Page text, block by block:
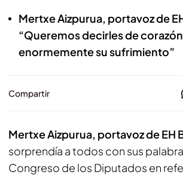
Mertxe Aizpurua, portavoz de
“Queremos decirles de
enormemente su sufrimiento”
Compartir
Mertxe Aizpurua, portavoz de EH
sorprendía a todos con sus
Congreso de los Diputados en